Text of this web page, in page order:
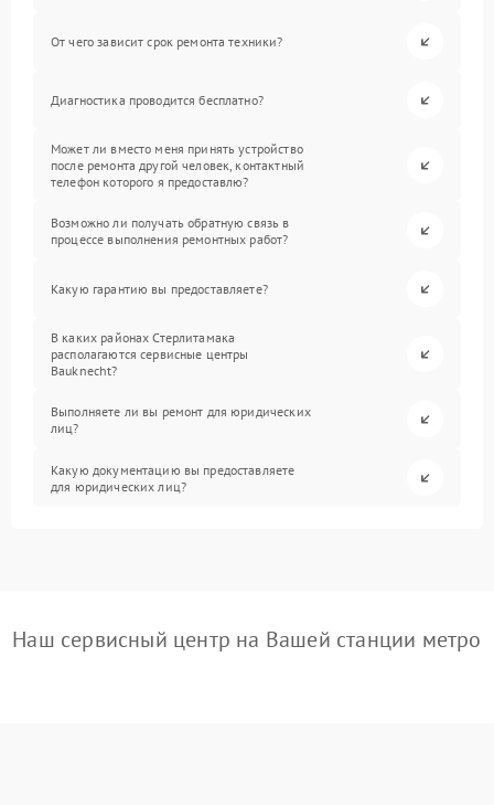
От чего зависит срок ремонта техники?
Диагностика проводится бесплатно?
Может ли вместо меня принять устройство
после ремонта другой человек, контактный
телефон которого я предоставлю?
Возможно ли получать обратную связь в
процессе выполнения ремонтных работ?
Какую гарантию вы предоставляете?
В каких районах Стерлитамака
располагаются сервисные центры
Bauknecht?
Выполняете ли вы ремонт для юридических
лиц?
Какую документацию вы предоставляете
для юридических лиц?
Наш сервисный центр на Вашей станции метро